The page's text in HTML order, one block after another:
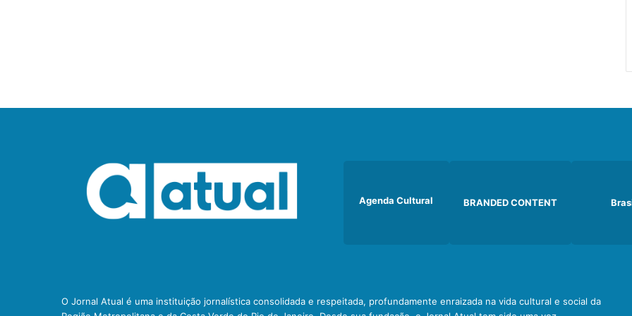
Agenda Cultural BRANDED CONTENT
O Jornal Atual é uma instituição jornalística consolidada e respeitada, profundamente enraizada na vida cultural e social da